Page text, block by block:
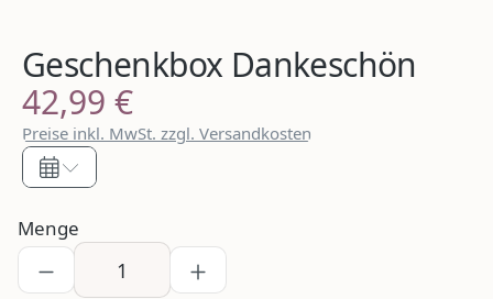
Geschenkbox Dankeschön
Regulärer Preis:
42,99 €
Preise inkl. MwSt. zzgl. Versandkosten
Menge